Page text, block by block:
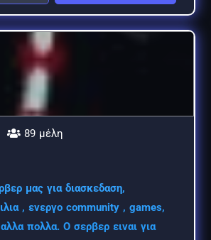
89 μέλη
μας για διασκεδαση,
, ενεργο community , games,
πολλα. Ο σερβερ ειναι για